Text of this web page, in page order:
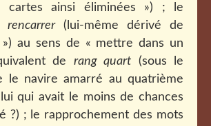
ainsi éliminées ») ; le
rencarrer(lui-même dérivé de
au sens de « mettre dans un
de rang quart (sous le
le navire amarré au quatrième
qui avait le moins de chances
?) ; le rapprochement des mots